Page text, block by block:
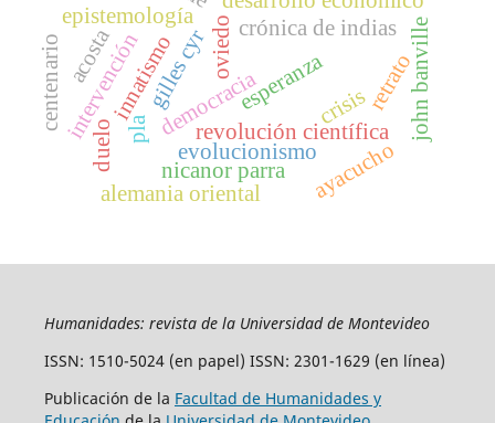
esperanza
crónica de indias
democracia
gilles cyr
revolución científica john banville
epistemología
innatismo oviedo
intervención
acosta
evolucionismo
nicanor parra
crisisretrato
pla
ayacucho
centenario
alemania oriental
duelo
Humanidades: revista de la Universidad de Montevideo
ISSN: 1510-5024 (en papel) ISSN: 2301-1629 (en línea)
Publicación de la Facultad de Humanidades y